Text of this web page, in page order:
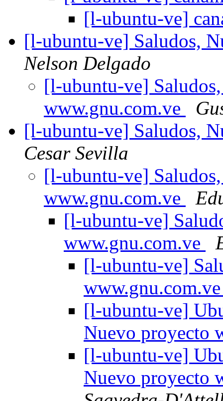
[l-ubuntu-ve]
[l-ubuntu-ve] Saludos,
Nelson Delgado
[l-ubuntu-ve]
www.gnu.com.ve
[l-ubuntu-ve] Saludos,
Cesar Sevilla
[l-ubuntu-ve]
www.gnu.com.ve
[l-ubuntu-ve]
www.gnu.com.ve
[l-ubuntu-ve]
[l-ubuntu-ve]
Nuevo proyecto
[l-ubuntu-ve]
Nuevo proyecto